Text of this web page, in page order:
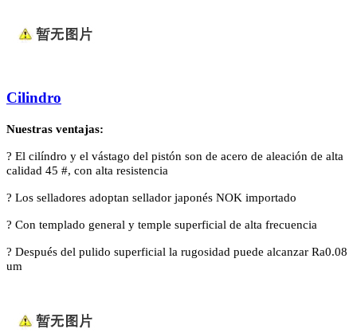
Cilindro
Nuestras ventajas:
? El cilíndro y el vástago del pistón son de acero de aleación de alta
calidad 45 #, con alta resistencia
? Los selladores adoptan sellador japonés NOK importado
? Con templado general y temple superficial de alta frecuencia
? Después del pulido superficial la rugosidad puede alcanzar Ra0.08
um